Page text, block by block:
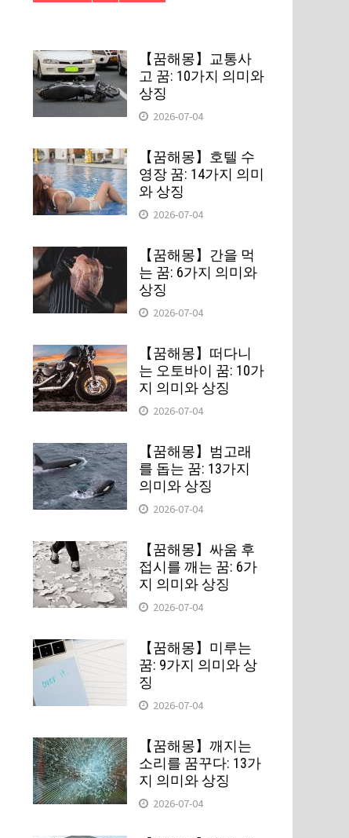
【꿈해몽】교통사
고 꿈: 10가지 의미와
상징
2026-07-04
【꿈해몽】호텔 수
영장 꿈: 14가지 의미
와 상징
2026-07-04
【꿈해몽】간을 먹
는 꿈: 6가지 의미와
상징
2026-07-04
【꿈해몽】떠다니
는 오토바이 꿈: 10가
지 의미와 상징
2026-07-04
【꿈해몽】범고래
를 돕는 꿈: 13가지
의미와 상징
2026-07-04
【꿈해몽】싸움 후
접시를 깨는 꿈: 6가
지 의미와 상징
2026-07-04
【꿈해몽】미루는
꿈: 9가지 의미와 상
징
2026-07-04
【꿈해몽】깨지는
소리를 꿈꾸다: 13가
지 의미와 상징
2026-07-04